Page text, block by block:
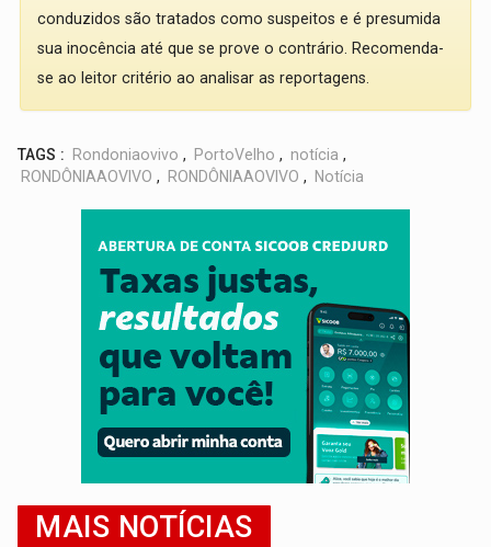
conduzidos são tratados como suspeitos e é presumida
sua inocência até que se prove o contrário. Recomenda-
se ao leitor critério ao analisar as reportagens.
TAGS : Rondoniaovivo , PortoVelho , notícia ,
RONDÔNIAAOVIVO , RONDÔNIAAOVIVO , Notícia
MAIS NOTÍCIAS